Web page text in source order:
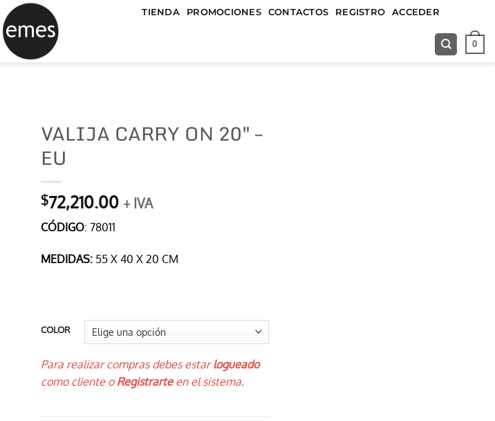
TIENDA PROMOCIONES CONTACTOS REGISTRO ACCEDER
0
VALIJA CARRY ON 20″ –
EU
$72,210.00 + IVA
CÓDIGO: 78011
MEDIDAS: 55 X 40 X 20 CM
COLOR
Para realizar compras debes estarlogueado
como cliente oRegistrarteen el sistema.